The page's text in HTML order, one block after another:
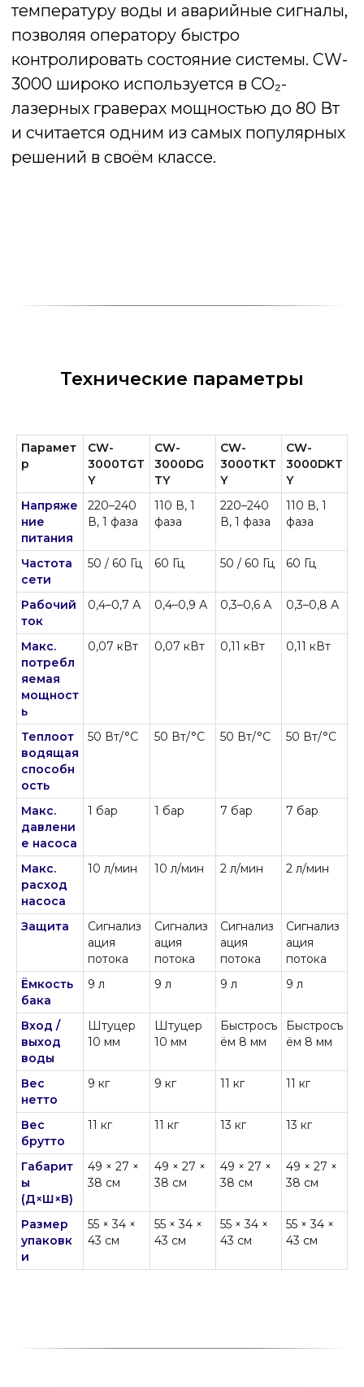
Технические параметры
Парамет
р
CW-
3000TGT
Y
CW-
3000DG
TY
CW-
3000TKT
Y
CW-
3000DKT
Y
Напряже
ние
питания
220–240
В, 1 фаза
110 В, 1
фаза
220–240
В, 1 фаза
110 В, 1
фаза
Частота
сети
50 / 60 Гц 60 Гц 50 / 60 Гц 60 Гц
Рабочий
ток
0,4–0,7 А 0,4–0,9 А 0,3–0,6 А 0,3–0,8 А
Макс.
потребл
яемая
мощност
ь
0,07 кВт 0,07 кВт 0,11 кВт 0,11 кВт
Теплоот
водящая
способн
ость
50 Вт/°C 50 Вт/°C 50 Вт/°C 50 Вт/°C
Макс.
давлени
е насоса
1 бар 1 бар 7 бар 7 бар
Макс.
расход
насоса
10 л/мин 10 л/мин 2 л/мин 2 л/мин
Защита
Сигнализ
ация
потока
Сигнализ
ация
потока
Сигнализ
ация
потока
Сигнализ
ация
потока
Ёмкость
бака
9 л 9 л 9 л 9 л
Вход /
выход
воды
Штуцер
10 мм
Штуцер
10 мм
Быстросъ
ём 8 мм
Быстросъ
ём 8 мм
Вес
нетто
9 кг 9 кг 11 кг 11 кг
Вес
брутто
11 кг 11 кг 13 кг 13 кг
Габарит
ы
(Д×Ш×В)
49 × 27 ×
38 см
49 × 27 ×
38 см
49 × 27 ×
38 см
49 × 27 ×
38 см
Размер
упаковк
и
55 × 34 ×
43 см
55 × 34 ×
43 см
55 × 34 ×
43 см
55 × 34 ×
43 см